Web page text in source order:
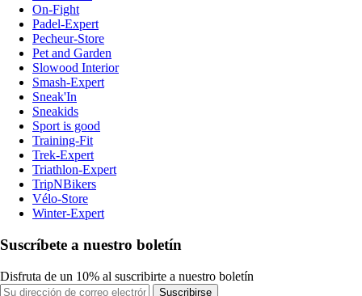
On-Fight
Padel-Expert
Pecheur-Store
Pet and Garden
Slowood Interior
Smash-Expert
Sneak'In
Sneakids
Sport is good
Training-Fit
Trek-Expert
Triathlon-Expert
TripNBikers
Vélo-Store
Winter-Expert
Suscríbete a nuestro boletín
Disfruta de un 10% al suscribirte a nuestro boletín
Suscribirse